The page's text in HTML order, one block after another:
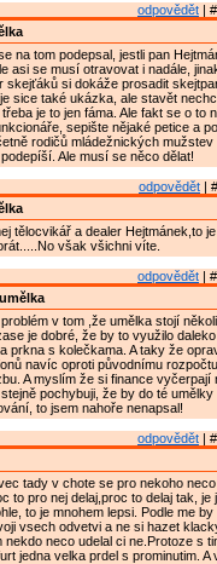
odpovědět |
na tom podepsal, jestli pan
asi se musí otravovat i nadále,
skejťáků si dokáže prosadit
sice také ukázka, ale stavět
je to jen fáma. Ale fakt se o to
sepište nějaké petice a
rodičů mládežnických
Ale musí se něco dělat!
odpovědět |
tělocvikář a dealer Hejtmánek,to
však všichni víte.
odpovědět |
v tom ,že umělka stojí
je dobré, že by to využilo
prkna s kolečkama. A taky že
navíc oproti původnímu
A myslím že si finance vyčerpají
pochybuji, že by do té
to jsem nahoře nenapsal!
odpovědět |
tady v chote se pro nekoho
to pro nej delaj,proc to delaj tak, je
to je mnohem lepsi. Podle me
vsech odvetvi a ne si hazet
nekdo neco udelal ci ne.Protoze s
jedna velka prdel s prominutim. A